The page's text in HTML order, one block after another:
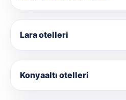
Lara otelleri
Konyaaltı otelleri